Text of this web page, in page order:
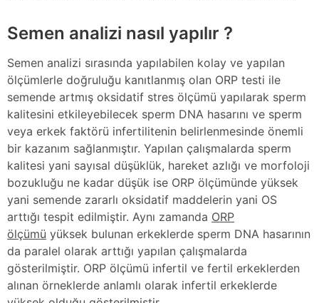
Semen analizi nasıl yapılır ?
Semen analizi sırasında yapılabilen kolay ve yapılan
ölçümlerle doğruluğu kanıtlanmış olan ORP testi ile
semende artmış oksidatif stres ölçümü yapılarak sperm
kalitesini etkileyebilecek sperm DNA hasarını ve sperm
veya erkek faktörü infertilitenin belirlenmesinde önemli
bir kazanım sağlanmıştır. Yapılan çalışmalarda sperm
kalitesi yani sayısal düşüklük, hareket azlığı ve morfoloji
bozukluğu ne kadar düşük ise ORP ölçümünde yüksek
yani semende zararlı oksidatif maddelerin yani OS
arttığı tespit edilmiştir. Aynı zamanda ORP
ölçümü yüksek bulunan erkeklerde sperm DNA hasarının
da paralel olarak arttığı yapılan çalışmalarda
gösterilmiştir. ORP ölçümü infertil ve fertil erkeklerden
alınan örneklerde anlamlı olarak infertil erkeklerde